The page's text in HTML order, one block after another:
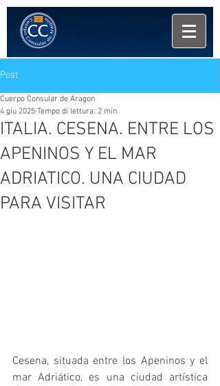
Post
ITALIA. CESENA. ENTRE LOS
APENINOS Y EL MAR
ADRIATICO. UNA CIUDAD
PARA VISITAR
Cuerpo Consular de Aragon
4 giu 2025 Tempo di lettura: 2 min
Cesena, situada entre los Apeninos y el
mar Adriático, es una ciudad artística